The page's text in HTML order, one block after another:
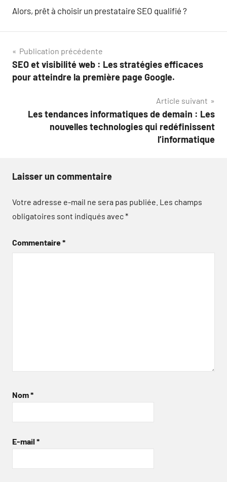
Alors, prêt à choisir un prestataire SEO qualifié ?
Navigation
de
Publication précédente
SEO et visibilité web : Les stratégies efficaces
pour atteindre la première page Google.
Article suivant
Les tendances informatiques de demain : Les
nouvelles technologies qui redéfinissent
l’informatique
Laisser un commentaire
Votre adresse e-mail ne sera pas publiée. Les champs
obligatoires sont indiqués avec*
Commentaire*
Nom*
E-mail *